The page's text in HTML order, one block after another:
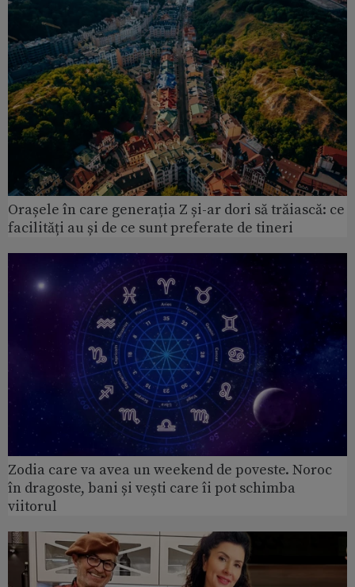
Orașele în care generația Z și-ar dori să trăiască: ce
facilități au și de ce sunt preferate de tineri
Zodia care va avea un weekend de poveste. Noroc
în dragoste, bani și vești care îi pot schimba
viitorul